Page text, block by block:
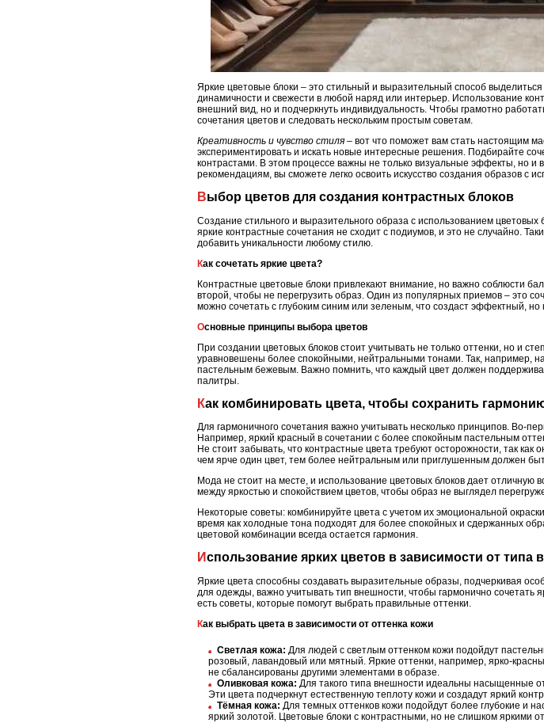
Яркие цветовые блоки – это стильный и выразительный способ
динамичности и свежести в любой наряд или интерьер. Использование
внешний вид, но и подчеркнуть индивидуальность. Чтобы грамотно
сочетания цветов и следовать нескольким простым советам.
Креативность и чувство стиля – вот что поможет вам стать настоящим
экспериментировать и искать новые интересные решения. Подбирайте
контрастами. В этом процессе важны не только визуальные эффекты, но
рекомендациям, вы сможете легко освоить искусство создания образов с
Выбор цветов для создания контрастных блоков
Создание стильного и выразительного образа с использованием
яркие контрастные сочетания не сходит с подиумов, и это не случайно.
добавить уникальности любому стилю.
Как сочетать яркие цвета?
Контрастные цветовые блоки привлекают внимание, но важно соблюсти
второй, чтобы не перегрузить образ. Один из популярных приемов – это
можно сочетать с глубоким синим или зеленым, что создаст эффектный,
Основные принципы выбора цветов
При создании цветовых блоков стоит учитывать не только оттенки, но и
уравновешены более спокойными, нейтральными тонами. Так, например,
пастельным бежевым. Важно помнить, что каждый цвет должен
палитры.
Как комбинировать цвета, чтобы сохранить
Для гармоничного сочетания важно учитывать несколько принципов. Во-
Например, яркий красный в сочетании с более спокойным пастельным
Не стоит забывать, что контрастные цвета требуют осторожности, так как
чем ярче один цвет, тем более нейтральным или приглушенным должен
Мода не стоит на месте, и использование цветовых блоков дает отличную
между яркостью и спокойствием цветов, чтобы образ не выглядел
Некоторые советы: комбинируйте цвета с учетом их эмоциональной
время как холодные тона подходят для более спокойных и сдержанных
цветовой комбинации всегда остается гармония.
Использование ярких цветов в зависимости от типа
Яркие цвета способны создавать выразительные образы, подчеркивая
для одежды, важно учитывать тип внешности, чтобы гармонично
есть советы, которые помогут выбрать правильные оттенки.
Как выбрать цвета в зависимости от оттенка кожи
Светлая кожа: Для людей с светлым оттенком кожи подойдут
розовый, лавандовый или мятный. Яркие оттенки, например, ярко-
не сбалансированы другими элементами в образе.
Оливковая кожа: Для такого типа внешности идеальны насыщенные
Эти цвета подчеркнут естественную теплоту кожи и создадут яркий
Тёмная кожа: Для темных оттенков кожи подойдут более глубокие и
яркий золотой. Цветовые блоки с контрастными, но не слишком яркими